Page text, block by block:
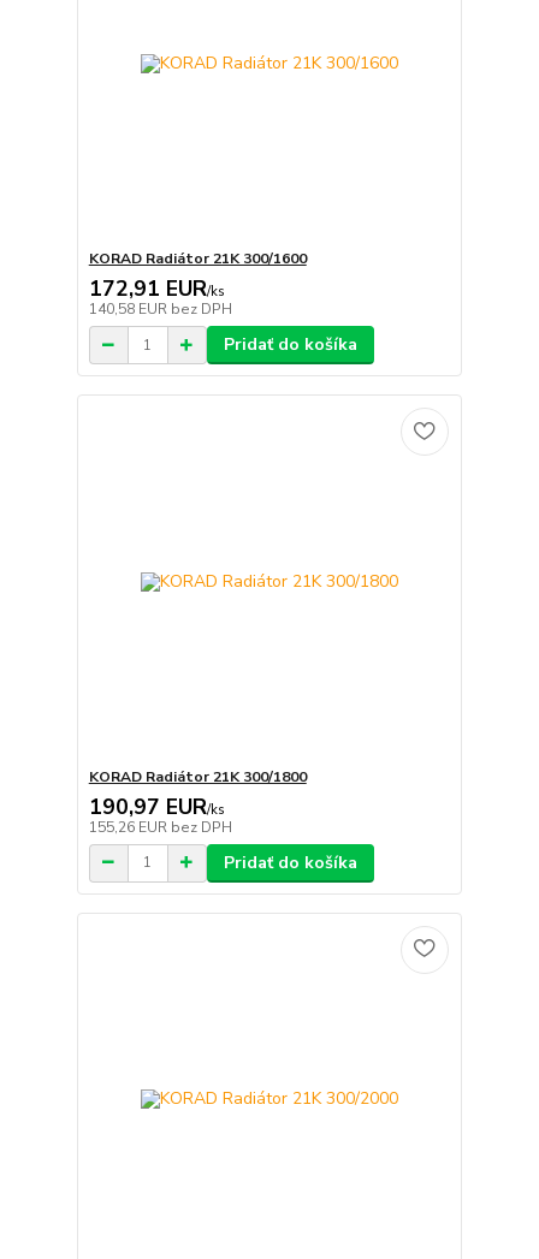
KORAD Radiátor 21K 300/1600
172,91 EUR/ks
140,58 EUR bez DPH
Pridať do košíka
KORAD Radiátor 21K 300/1800
190,97 EUR/ks
155,26 EUR bez DPH
Pridať do košíka